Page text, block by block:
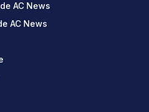
AC News
AC News